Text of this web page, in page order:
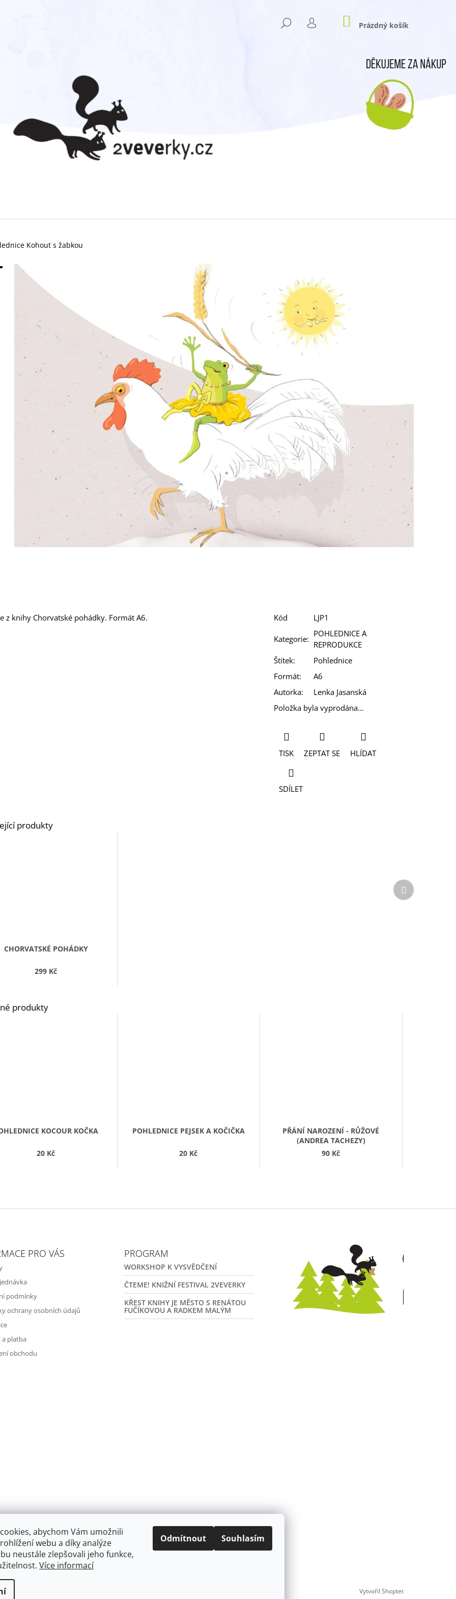
abychom Vám umožnili
webu a díky analýze
neustále zlepšovali jeho funkce,
Více informací
Odmítnout Souhlasím
HLEDAT
PŘIHLÁŠENÍ
NÁKUPNÍ
KOŠÍK
Prázdný košík
Kohout s žabkou
z knihy Chorvatské pohádky. Formát A6. Kód LJP1
Kategorie:
POHLEDNICE A
REPRODUKCE
Štítek:
Pohlednice
Formát:
A6
Autorka:
Lenka Jasanská
Položka byla vyprodána…
TISK ZEPTAT SE HLÍDAT
SDÍLET
CHORVATSKÉ POHÁDKY
299 Kč
KOCOUR KOČKA
20 Kč
POHLEDNICE PEJSEK A KOČIČKA
20 Kč
PŘÁNÍ NAROZENÍ - RŮŽOVÉ
(ANDREA TACHEZY)
90 Kč
Další
produkt
DOPORUČUJEME
DÁVÁ GÓL!
AHOJ DIVOČINO - LÉTO 2025
PRO VÁS
podmínky
ochrany osobních údajů
a platba
obchodu
PROGRAM
WORKSHOP K VYSVĚDČENÍ
ČTEME! KNIŽNÍ FESTIVAL 2VEVERKY
KŘEST KNIHY JE MĚSTO S RENÁTOU
FUČÍKOVOU A RADKEM MALÝM
Vytvořil Shoptet